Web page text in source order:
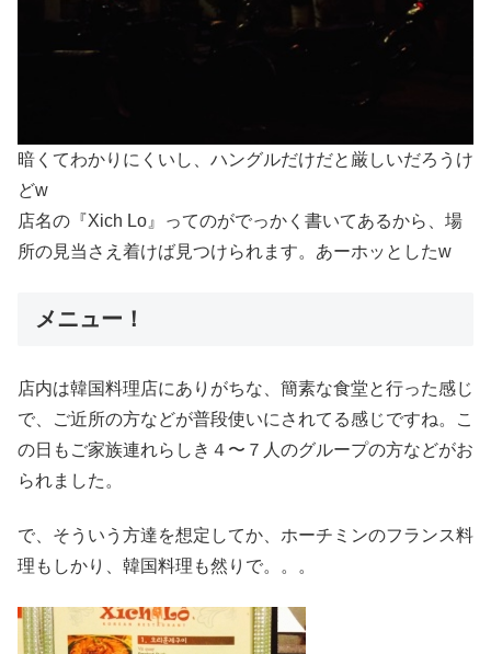
暗くてわかりにくいし、ハングルだけだと厳しいだろうけ
どw
店名の『Xich Lo』ってのがでっかく書いてあるから、場
所の見当さえ着けば見つけられます。あーホッとしたw
メニュー！
店内は韓国料理店にありがちな、簡素な食堂と行った感じ
で、ご近所の方などが普段使いにされてる感じですね。こ
の日もご家族連れらしき４〜７人のグループの方などがお
られました。
で、そういう方達を想定してか、ホーチミンのフランス料
理もしかり、韓国料理も然りで。。。